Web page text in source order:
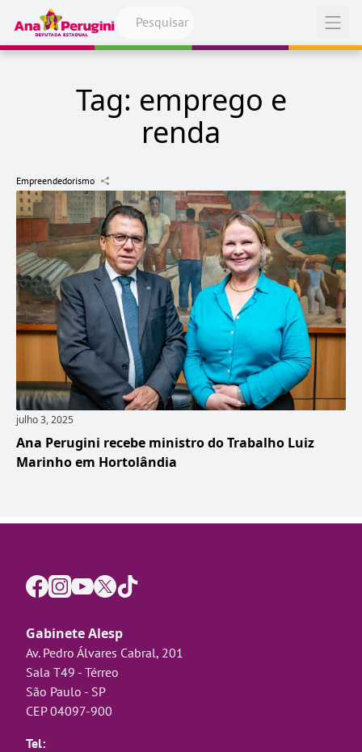
Pular para o conteúdo
Abrir
Tag: emprego e
renda
Empreendedorismo
julho 3, 2025
Ana Perugini recebe ministro do Trabalho Luiz
Marinho em Hortolândia
Gabinete Alesp
Av. Pedro Álvares Cabral, 201
Sala T49 - Térreo
São Paulo - SP
CEP 04097-900
Tel: